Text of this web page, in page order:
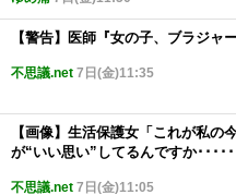
【警告】医師『女の子、ブラジャ
不思議.net 7日(金)11:35
【画像】生活保護女「これが私の
が“いい思い”してるんですか････
不思議.net 7日(金)11:05